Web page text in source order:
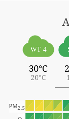
WT 4
30°C
20°C
PM2.5